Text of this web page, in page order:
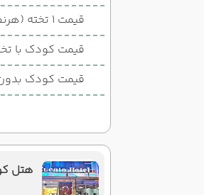
قیمت 1 تخته (هرنفر)
قیمت کودک با
قیمت کودک
هتل